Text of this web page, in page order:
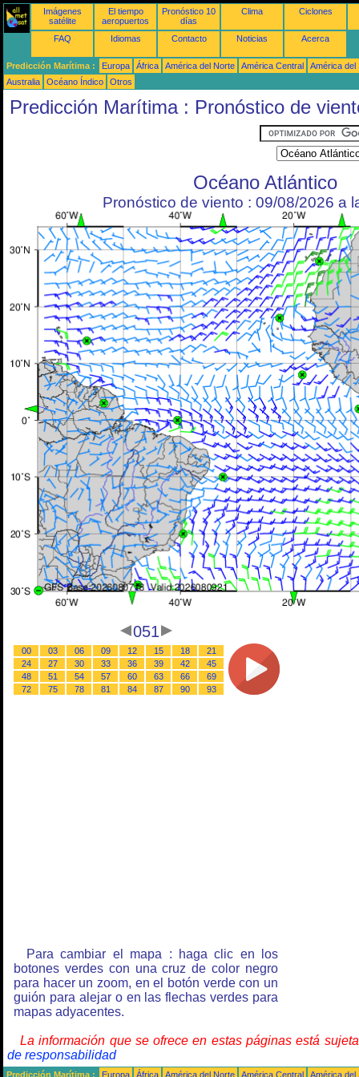
Imágenes
satélite
El tiempo
aeropuertos
Pronóstico 10
días
Clima Ciclones
FAQ Idiomas Contacto Noticias Acerca
Predicción Marítima : Europa África América del Norte América Central
América del
Australia
Océano Índico Otros
Predicción Marítima : Pronóstico de
Océano Atlántico
Pronóstico de viento : 09/08/2026 a
051
00 03 06 09 12 15 18
21
24
27 30 33 36 39 42
45
48
51 54 57 60 63 66
69
72
75 78 81 84 87 90 93
Para cambiar el mapa : haga clic en los
botones verdes con una cruz de color negro
para hacer un zoom, en el botón verde con un
guión para alejar o en las flechas verdes para
mapas adyacentes.
La información que se ofrece en estas páginas está
de responsabilidad
Predicción Marítima : Europa África América del Norte América Central
América del